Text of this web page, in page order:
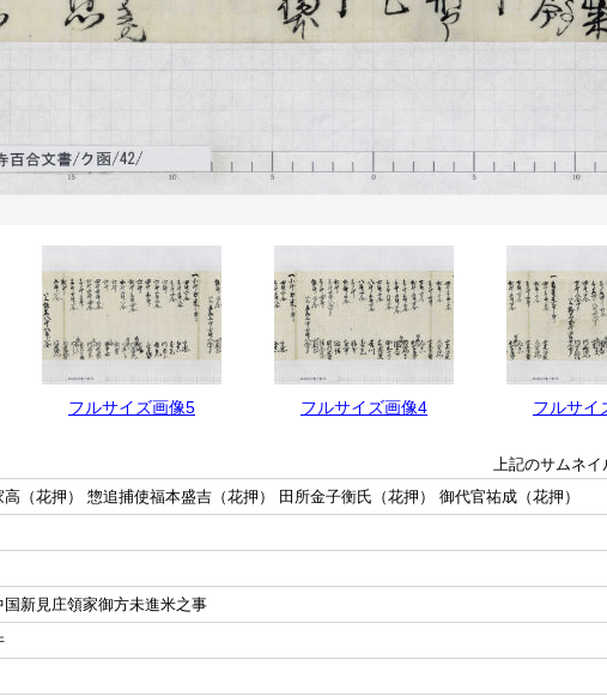
フルサイズ画像5 フルサイズ画像4 フルサイ
上記のサムネ
（花押） 惣追捕使福本盛吉（花押） 田所金子衡氏（花押） 御代官祐成（花押）
新見庄領家御方未進米之事